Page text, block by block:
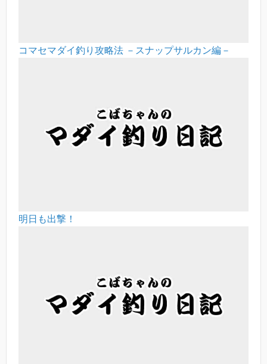
コマセマダイ釣り攻略法 －スナップサルカン編－
明日も出撃！